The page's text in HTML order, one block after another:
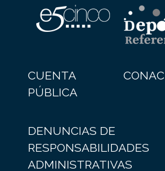
CUENTA
PÚBLICA
CONAC
DENUNCIAS DE
RESPONSABILIDADES
ADMINISTRATIVAS